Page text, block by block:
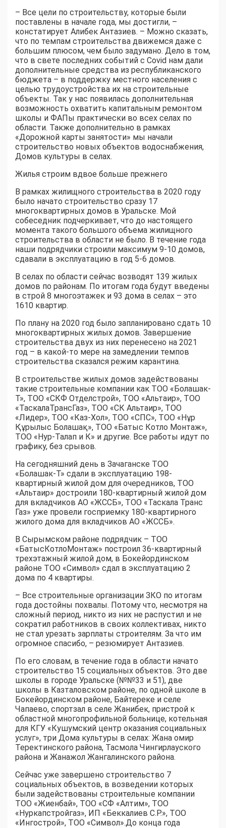
– Все цели по строительству, которые были
поставлены в начале года, мы достигли, –
констатирует Алибек Антазиев. – Можно сказать,
что по темпам строительства движемся даже с
большим плюсом, чем было задумано. Дело в том,
что в свете последних событий с Covid нам дали
дополнительные средства из республиканского
бюджета – в поддержку местного населения с
целью трудоустройства их на строительные
объекты. Так у нас появилась дополнительная
возможность охватить капитальным ремонтом
школы и ФАПы практически во всех селах по
области. Также дополнительно в рамках
«Дорожной карты занятости» мы начали
строительство новых объектов водоснабжения,
Домов культуры в селах.
Жилья строим вдвое больше прежнего
В рамках жилищного строительства в 2020 году
было начато строительство сразу 17
многоквартирных домов в Уральске. Мой
собеседник подчеркивает, что до настоящего
момента такого большого объема жилищного
строительства в области не было. В течение года
наши подрядчики строили максимум 9-10 домов,
сдавали в эксплуатацию в год 5-6 домов.
В селах по области сейчас возводят 139 жилых
домов по районам. По итогам года будут введены
в строй 8 многоэтажек и 93 дома в селах – это
1610 квартир.
По плану на 2020 год было запланировано сдать 10
многоквартирных жилых домов. Завершение
строительства двух из них перенесено на 2021
год – в какой-то мере на замедлении темпов
строительства сказался режим карантина.
В строительстве жилых домов задействованы
такие строительные компании как ТОО «Болашак-
Т», ТОО «СКФ Отделстрой», ТОО «Альтаир», ТОО
«ТаскалаТрансГаз», ТОО «СК Альтаир», ТОО
«Лидер», ТОО «Каз-Хол», ТОО «СПС», ТОО «Нұр
Құрылыс Болашақ», ТОО «Батыс Котло Монтаж»,
ТОО «Нур-Талап и К» и другие. Все работы идут по
графику, без срывов.
На сегодняшний день в Зачаганске ТОО
«Болашак-Т» сдали в эксплуатацию 198-
квартирный жилой дом для очередников, ТОО
«Альтаир» достроили 180-квартирный жилой дом
для вкладчиков АО «ЖССБ», ТОО «Таскала Транс
Газ» уже провели госприемку 180-квартирного
жилого дома для вкладчиков АО «ЖССБ».
В Сырымском районе подрядчик – ТОО
«БатысКотлоМонтаж» построил 36-квартирный
трехэтажный жилой дом, в Бокейординском
районе ТОО «Символ» сдал в эксплуатацию 2
дома по 4 квартиры.
– Все строительные организации ЗКО по итогам
года достойны похвалы. Потому что, несмотря на
сложный период, никто из них не распустил и не
сократил работников в своих коллективах, никто
не стал урезать зарплаты строителям. За что им
огромное спасибо, – резюмирует Антазиев.
По его словам, в течение года в области начато
строительство 15 социальных объектов. Это две
школы в городе Уральске (№№33 и 51), две
школы в Казталовском районе, по одной школе в
Бокейординском районе, Байтереке и селе
Чапаево, спортзал в селе Жанибек, пристрой к
областной многопрофильной больнице, котельная
для КГУ «Кушумский центр оказания социальных
услуг», три Дома культуры в селах: Жана омир
Теректинского района, Тасмола Чингирлауского
района и Жанажол Жангалинского района.
Сейчас уже завершено строительство 7
социальных объектов, в возведении которых
были задействованы строительные компании
ТОО «Жиенбай», ТОО «СФ «Алтим», ТОО
«Нуркапстройгаз», ИП «Беккалиев С.Р.», ТОО
«Ингострой», ТОО «Символ».До конца года